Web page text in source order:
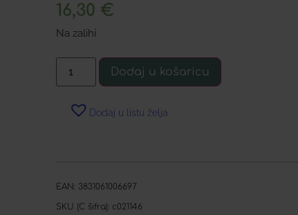
16,30 €
Na zalihi
Dodaj u košaricu
Dodaj u listu želja
EAN: 3831061006697
SKU (C šifra): c021146